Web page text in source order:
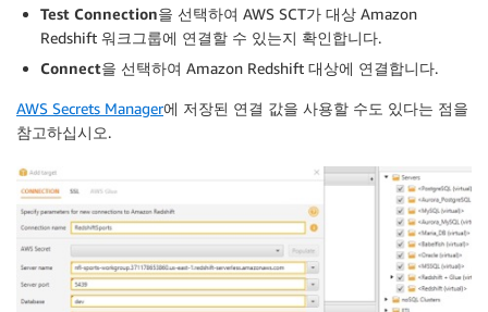
Test Connection을 선택하여 AWS SCT가 대상 Amazon
Redshift 워크그룹에 연결할 수 있는지 확인합니다.
Connect을 선택하여 Amazon Redshift 대상에 연결합니다.
AWS Secrets Manager에 저장된 연결 값을 사용할 수도 있다는 점을
참고하십시오.